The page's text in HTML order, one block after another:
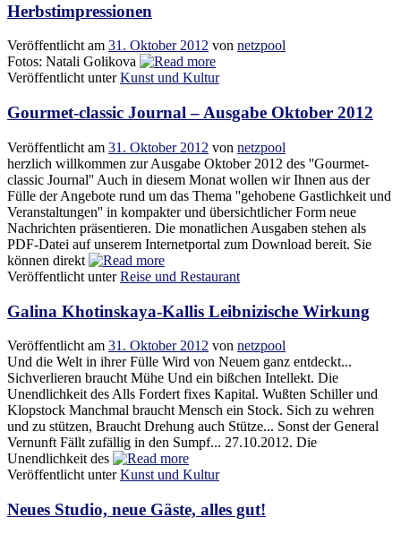
Herbstimpressionen
Veröffentlicht am 31. Oktober 2012 von netzpool
Fotos: Natali Golikova
Veröffentlicht unter Kunst und Kultur
Gourmet-classic Journal – Ausgabe Oktober 2012
Veröffentlicht am 31. Oktober 2012 von netzpool
herzlich willkommen zur Ausgabe Oktober 2012 des ''Gourmet-
classic Journal'' Auch in diesem Monat wollen wir Ihnen aus der
Fülle der Angebote rund um das Thema ''gehobene Gastlichkeit und
Veranstaltungen'' in kompakter und übersichtlicher Form neue
Nachrichten präsentieren. Die monatlichen Ausgaben stehen als
PDF-Datei auf unserem Internetportal zum Download bereit. Sie
können direkt
Veröffentlicht unter Reise und Restaurant
Galina Khotinskaya-Kallis Leibnizische Wirkung
Veröffentlicht am 31. Oktober 2012 von netzpool
Und die Welt in ihrer Fülle Wird von Neuem ganz entdeckt...
Sichverlieren braucht Mühe Und ein bißchen Intellekt. Die
Unendlichkeit des Alls Fordert fixes Kapital. Wußten Schiller und
Klopstock Manchmal braucht Mensch ein Stock. Sich zu wehren
und zu stützen, Braucht Drehung auch Stütze... Sonst der General
Vernunft Fällt zufällig in den Sumpf... 27.10.2012. Die
Unendlichkeit des
Veröffentlicht unter Kunst und Kultur
Neues Studio, neue Gäste, alles gut!